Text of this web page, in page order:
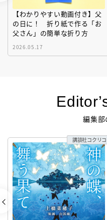
【わかりやすい動画付き】父
の日に！ 折り紙で作る「お
父さん」の簡単な折り方
2026.05.17
編集部
講談社コクリコ